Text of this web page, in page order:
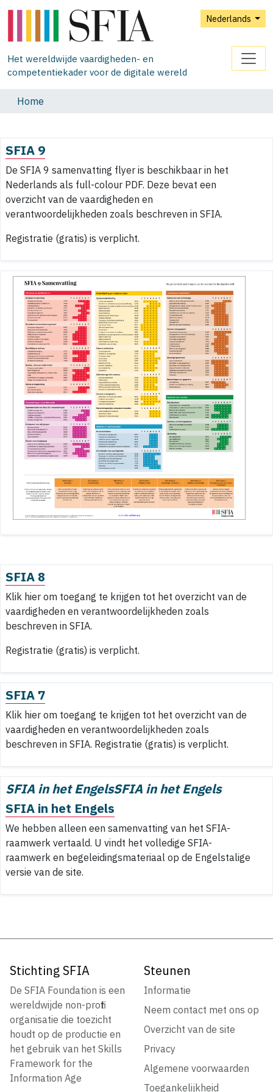
Nederlands
Het wereldwijde vaardigheden- en
competentiekader voor de digitale wereld
Home
SFIA 9
De SFIA 9 samenvatting flyer is beschikbaar in het
Nederlands als full-colour PDF. Deze bevat een
overzicht van de vaardigheden en
verantwoordelijkheden zoals beschreven in SFIA.
Registratie (gratis) is verplicht.
SFIA 8
Klik hier om toegang te krijgen tot het overzicht van de
vaardigheden en verantwoordelijkheden zoals
beschreven in SFIA.
Registratie (gratis) is verplicht.
SFIA 7
Klik hier om toegang te krijgen tot het overzicht van de
vaardigheden en verantwoordelijkheden zoals
beschreven in SFIA. Registratie (gratis) is verplicht.
SFIA in het EngelsSFIA in het Engels
SFIA in het Engels
We hebben alleen een samenvatting van het SFIA-
raamwerk vertaald. U vindt het volledige SFIA-
raamwerk en begeleidingsmateriaal op de Engelstalige
versie van de site.
Stichting SFIA
De SFIA Foundation is een
wereldwijde non-profit
organisatie die toezicht
houdt op de productie en
het gebruik van het Skills
Framework for the
Information Age
Steunen
Informatie
Neem contact met ons op
Overzicht van de site
Privacy
Algemene voorwaarden
Toegankelijkheid